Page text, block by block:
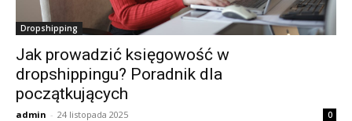
Dropshipping
Jak prowadzić księgowość w
dropshippingu? Poradnik dla
początkujących
admin - 24 listopada 2025 0